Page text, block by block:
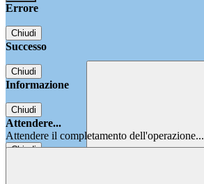
Errore
Chiudi
Successo
Chiudi
Informazione
Chiudi
Attendere...
Attendere il completamento dell'operazione...
Chiudi